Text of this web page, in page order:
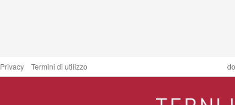
Privacy Termini di utilizzo